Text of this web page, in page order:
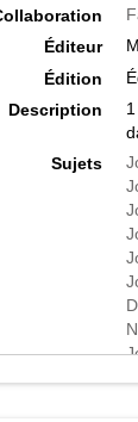
Éditeur
Édition
Description
Sujets